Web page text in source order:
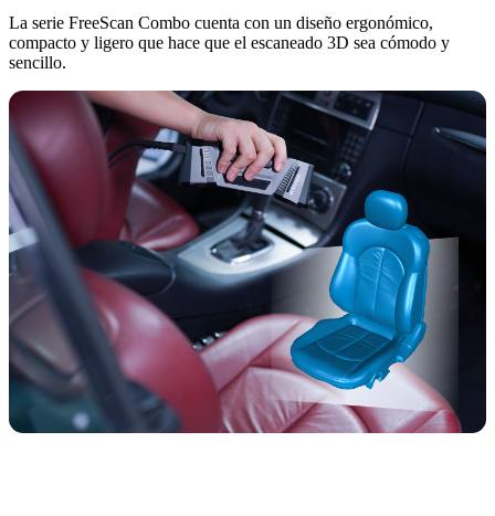
La serie FreeScan Combo cuenta con un diseño ergonómico,
compacto y ligero que hace que el escaneado 3D sea cómodo y
sencillo.